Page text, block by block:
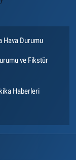
Hava Durumu
ve Fikstür
Haberleri